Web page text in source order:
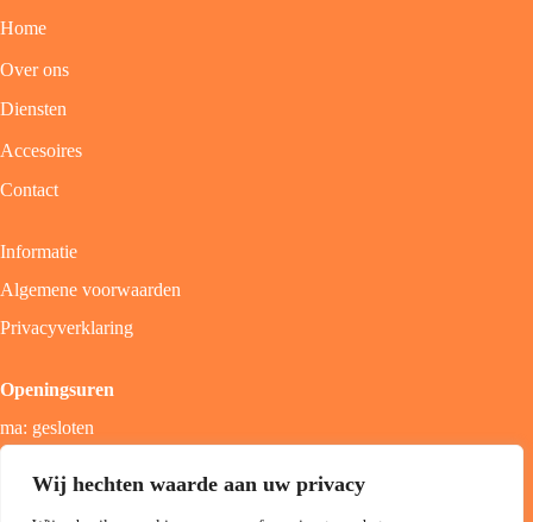
Wij hechten waarde aan uw privacy
Home
Over ons
Diensten
Accesoires
Contact
Informatie
Algemene voorwaarden
Privacyverklaring
Openingsuren
ma: gesloten